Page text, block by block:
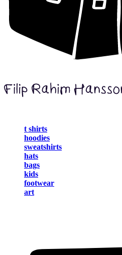
t shirts
hoodies
sweatshirts
hats
bags
kids
footwear
art